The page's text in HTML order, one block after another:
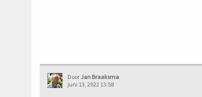
DoorJan Braaksma
juni 13, 2022 13:58